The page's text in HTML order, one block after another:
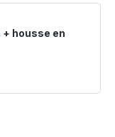
housse en